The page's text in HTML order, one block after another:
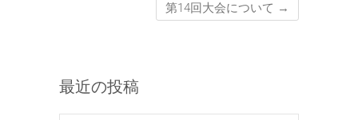
第14回大会について →
最近の投稿